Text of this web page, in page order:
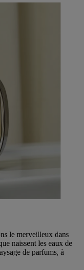
le merveilleux dans
naissent les eaux de
de parfums, à